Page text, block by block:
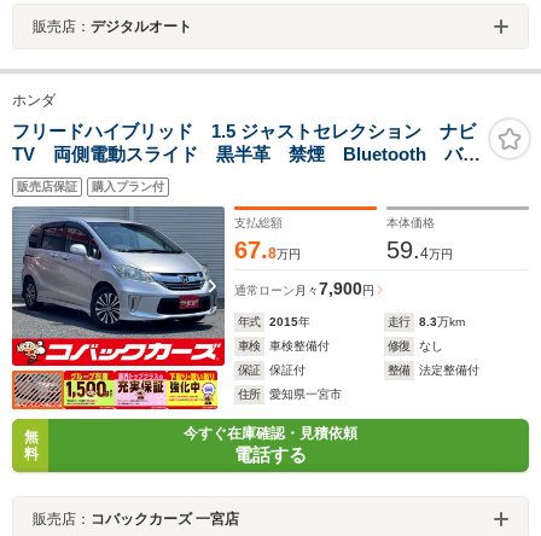
販売店： デジタルオート
ホンダ
フリードハイブリッド 1.5 ジャストセレクション ナビ
TV 両側電動スライド 黒半革 禁煙 Bluetooth バッ
クカメラ HID ETC スマートキー DVD再生 オート
ライト
販売店保証 購入プラン付
支払総額
67.8万円
本体価格
59.4万円
通常ローン 月々7,900円
年式 2015年 走行 8.3万km
車検
車検整備付 修復
なし
保証
保証付 整備
法定整備付
住所
愛知県一宮市
無
料
今すぐ在庫確認・見積依頼
電話する
販売店： コバックカーズ 一宮店